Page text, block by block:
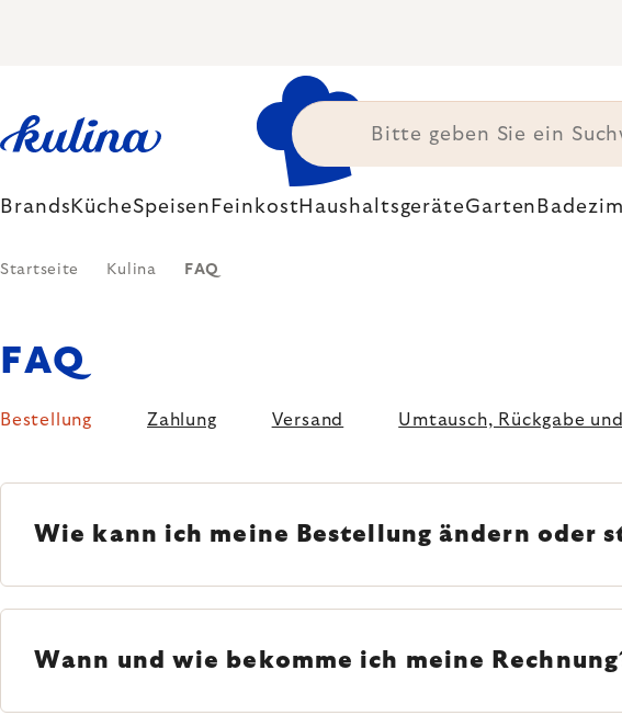
Brands KücheSpeisen FeinkostHaushaltsgeräteGarten
Startseite Kulina FAQ
FAQ
Bestellung Zahlung Versand Umtausch, Rückgabe
Wie kann ich meine Bestellung ändern oder
Wann und wie bekomme ich meine